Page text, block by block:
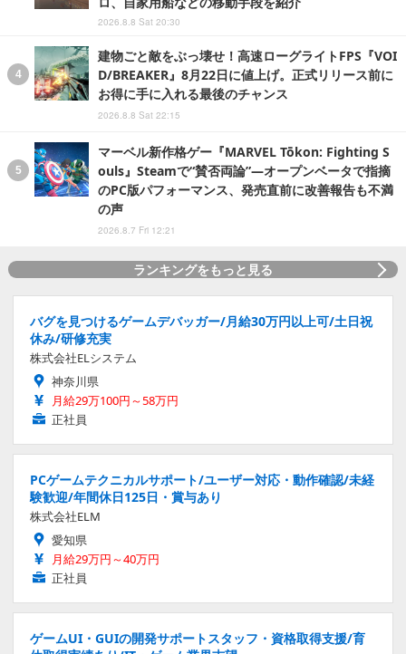
2026.8.8 Sat 20:30
建物ごと敵をぶっ壊せ！高速ローグライトFPS『VOI
D/BREAKER』8月22日に値上げ。正式リリース前に
お得に手に入れる最後のチャンス
2026.8.8 Sat 22:15
マーベル新作格ゲー『MARVEL Tōkon: Fighting S
ouls』Steamで“賛否両論”―オープンベータで指摘
のPC版パフォーマンス、発売直前に改善報告も不満
の声
2026.8.7 Fri 12:21
ランキングをもっと見る
バグを見つけるゲームデバッガー/月給30万円以上可/土日祝
休み/研修充実
株式会社ELシステム
神奈川県
月給29万100円～58万円
正社員
PCゲームテクニカルサポート/ユーザー対応・動作確認/未経
験歓迎/年間休日125日・賞与あり
株式会社ELM
愛知県
月給29万円～40万円
正社員
ゲームUI・GUIの開発サポートスタッフ・資格取得支援/育